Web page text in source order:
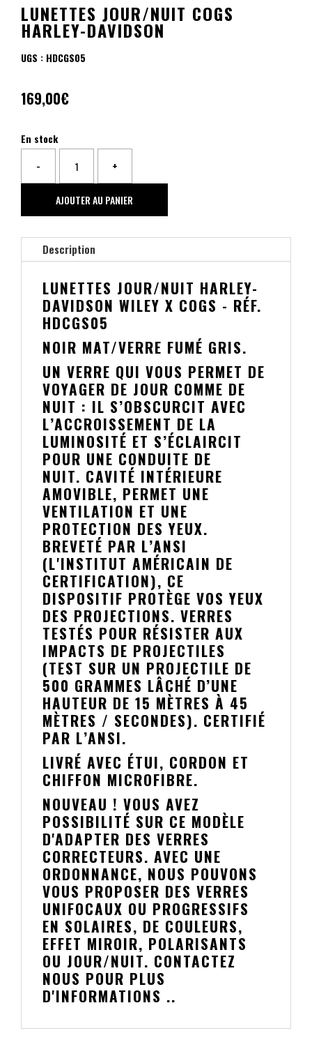
LUNETTES JOUR/NUIT COGS
HARLEY-DAVIDSON
UGS : HDCGS05
169,00€
En stock
LUNETTES
JOUR/NUIT
COGS
DAVIDSON
- +
AJOUTER AU PANIER
Description
LUNETTES JOUR/NUIT HARLEY-
DAVIDSON WILEY X COGS - RÉF.
HDCGS05
NOIR MAT/VERRE FUMÉ GRIS.
UN VERRE QUI VOUS PERMET DE
VOYAGER DE JOUR COMME DE
NUIT : IL S’OBSCURCIT AVEC
L’ACCROISSEMENT DE LA
LUMINOSITÉ ET S’ÉCLAIRCIT
POUR UNE CONDUITE DE
NUIT. CAVITÉ INTÉRIEURE
AMOVIBLE, PERMET UNE
VENTILATION ET UNE
PROTECTION DES YEUX.
BREVETÉ PAR L’ANSI
(L'INSTITUT AMÉRICAIN DE
CERTIFICATION), CE
DISPOSITIF PROTÈGE VOS YEUX
DES PROJECTIONS. VERRES
TESTÉS POUR RÉSISTER AUX
IMPACTS DE PROJECTILES
(TEST SUR UN PROJECTILE DE
500 GRAMMES LÂCHÉ D’UNE
HAUTEUR DE 15 MÈTRES À 45
MÈTRES / SECONDES). CERTIFIÉ
PAR L’ANSI.
LIVRÉ AVEC ÉTUI, CORDON ET
CHIFFON MICROFIBRE.
NOUVEAU ! VOUS AVEZ
POSSIBILITÉ SUR CE MODÈLE
D'ADAPTER DES VERRES
CORRECTEURS. AVEC UNE
ORDONNANCE, NOUS POUVONS
VOUS PROPOSER DES VERRES
UNIFOCAUX OU PROGRESSIFS
EN SOLAIRES, DE COULEURS,
EFFET MIROIR, POLARISANTS
OU JOUR/NUIT. CONTACTEZ
NOUS POUR PLUS
D'INFORMATIONS ..